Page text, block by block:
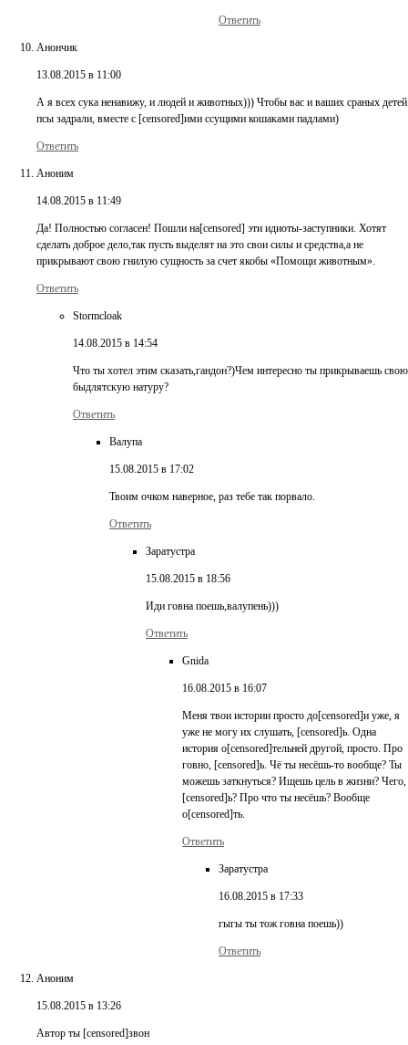
Ответить
Анончик
13.08.2015 в 11:00
А я всех сука ненавижу, и людей и животных))) Чтобы вас и ваших сраных детей
псы задрали, вместе с [censored]ими ссущими кошаками падлами)
Ответить
Аноним
14.08.2015 в 11:49
Да! Полностью согласен! Пошли на[censored] эти идиоты-заступники. Хотят
сделать доброе дело,так пусть выделят на это свои силы и средства,а не
прикрывают свою гнилую сущность за счет якобы «Помощи животным».
Ответить
Stormcloak
14.08.2015 в 14:54
Что ты хотел этим сказать,гандон?)Чем интересно ты прикрываешь свою
быдлятскую натуру?
Ответить
Валупа
15.08.2015 в 17:02
Твоим очком наверное, раз тебе так порвало.
Ответить
Заратустра
15.08.2015 в 18:56
Иди говна поешь,валупень)))
Ответить
Gnida
16.08.2015 в 16:07
Меня твои истории просто до[censored]и уже, я
уже не могу их слушать, [censored]ь. Одна
история о[censored]тельней другой, просто. Про
говно, [censored]ь. Чё ты несёшь-то вообще? Ты
можешь заткнуться? Ищешь цель в жизни? Чего,
[censored]ь? Про что ты несёшь? Вообще
о[censored]ть.
Ответить
Заратустра
16.08.2015 в 17:33
гыгы ты тож говна поешь))
Ответить
Аноним
15.08.2015 в 13:26
Автор ты [censored]звон